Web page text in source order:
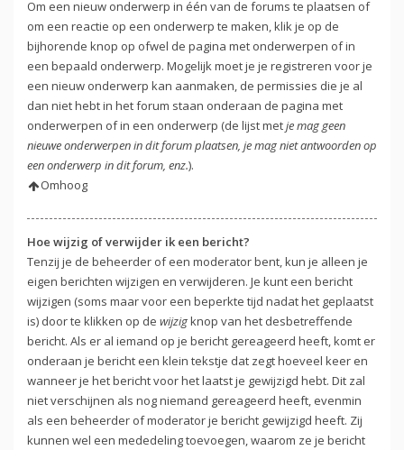
Om een nieuw onderwerp in één van de forums te plaatsen of
om een reactie op een onderwerp te maken, klik je op de
bijhorende knop op ofwel de pagina met onderwerpen of in
een bepaald onderwerp. Mogelijk moet je je registreren voor je
een nieuw onderwerp kan aanmaken, de permissies die je al
dan niet hebt in het forum staan onderaan de pagina met
onderwerpen of in een onderwerp (de lijst metje mag geen
nieuwe onderwerpen in dit forum plaatsen, je mag niet antwoorden op
een onderwerp in dit forum, enz.).
Omhoog
Hoe wijzig of verwijder ik een bericht?
Tenzij je de beheerder of een moderator bent, kun je alleen je
eigen berichten wijzigen en verwijderen. Je kunt een bericht
wijzigen (soms maar voor een beperkte tijd nadat het geplaatst
is) door te klikken op de wijzigknop van het desbetreffende
bericht. Als er al iemand op je bericht gereageerd heeft, komt er
onderaan je bericht een klein tekstje dat zegt hoeveel keer en
wanneer je het bericht voor het laatst je gewijzigd hebt. Dit zal
niet verschijnen als nog niemand gereageerd heeft, evenmin
als een beheerder of moderator je bericht gewijzigd heeft. Zij
kunnen wel een mededeling toevoegen, waarom ze je bericht